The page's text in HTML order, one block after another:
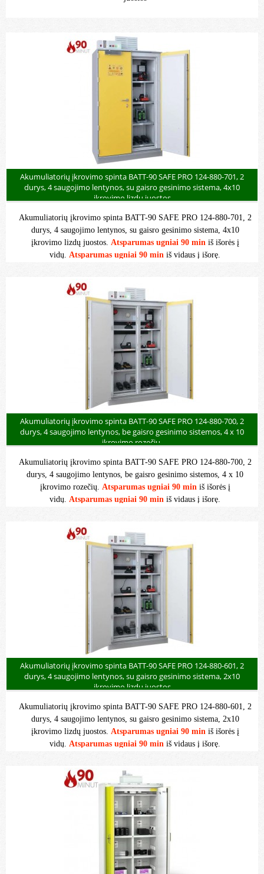
Akumuliatorių įkrovimo spinta BATT-90 SAFE PRO 124-880-701, 2
durys, 4 saugojimo lentynos, su gaisro gesinimo sistema, 4x10
įkrovimo lizdų juostos
Akumuliatorių įkrovimo spinta BATT-90 SAFE PRO 124-880-701, 2
durys, 4 saugojimo lentynos, su gaisro gesinimo sistema, 4x10
įkrovimo lizdų juostos. Atsparumas ugniai 90 miniš išorės į
vidų. Atsparumas ugniai 90 min iš vidaus į išorę.
Akumuliatorių įkrovimo spinta BATT-90 SAFE PRO 124-880-700, 2
durys, 4 saugojimo lentynos, be gaisro gesinimo sistemos, 4 x 10
įkrovimo rozečių.
Akumuliatorių įkrovimo spinta BATT-90 SAFE PRO 124-880-700, 2
durys, 4 saugojimo lentynos, be gaisro gesinimo sistemos, 4 x 10
įkrovimo rozečių. Atsparumas ugniai 90 miniš išorės į
vidų. Atsparumas ugniai 90 min iš vidaus į išorę.
Akumuliatorių įkrovimo spinta BATT-90 SAFE PRO 124-880-601, 2
durys, 4 saugojimo lentynos, su gaisro gesinimo sistema, 2x10
įkrovimo lizdų juostos
Akumuliatorių įkrovimo spinta BATT-90 SAFE PRO 124-880-601, 2
durys, 4 saugojimo lentynos, su gaisro gesinimo sistema, 2x10
įkrovimo lizdų juostos. Atsparumas ugniai 90 miniš išorės į
vidų. Atsparumas ugniai 90 min iš vidaus į išorę.